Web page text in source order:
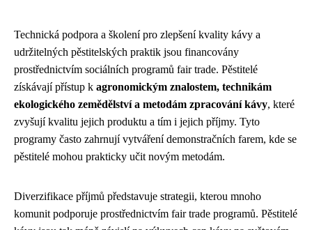
Technická podpora a školení pro zlepšení kvality kávy a
udržitelných pěstitelských praktik jsou financovány
prostřednictvím sociálních programů fair trade. Pěstitelé
získávají přístup k agronomickým znalostem, technikám
ekologického zemědělství a metodám zpracování kávy, které
zvyšují kvalitu jejich produktu a tím i jejich příjmy. Tyto
programy často zahrnují vytváření demonstračních farem, kde se
pěstitelé mohou prakticky učit novým metodám.
Diverzifikace příjmů představuje strategii, kterou mnoho
komunit podporuje prostřednictvím fair trade programů. Pěstitelé